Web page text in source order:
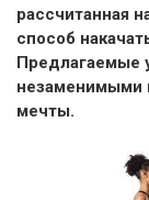
рассчитанная
способ
Предлагаемые
незаменимыми
мечты.